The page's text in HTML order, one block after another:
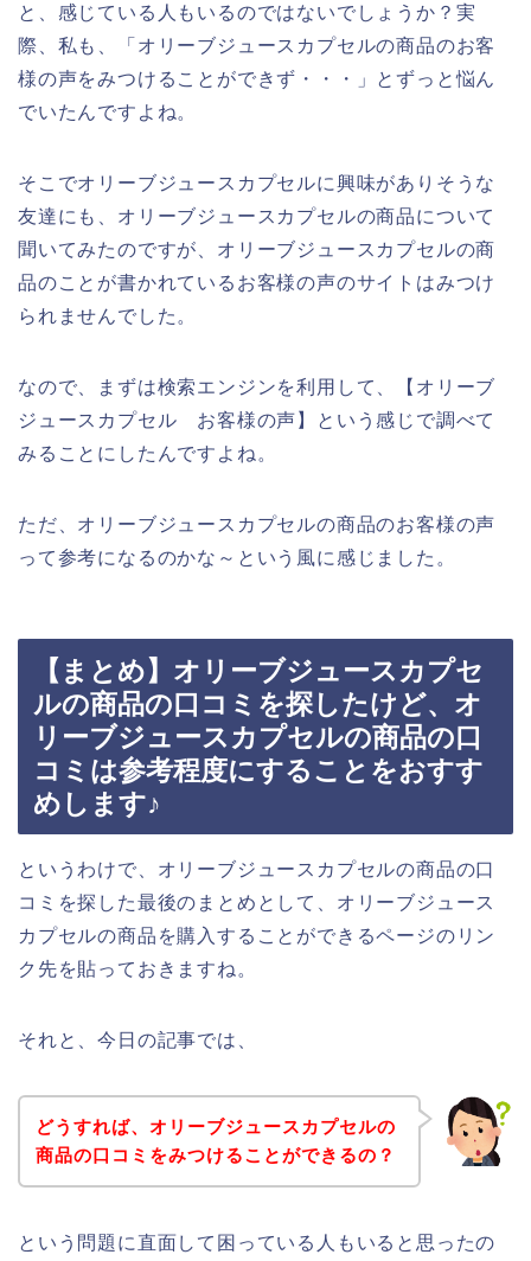
と、感じている人もいるのではないでしょうか？実
際、私も、「オリーブジュースカプセルの商品のお客
様の声をみつけることができず・・・」とずっと悩ん
でいたんですよね。
そこでオリーブジュースカプセルに興味がありそうな
友達にも、オリーブジュースカプセルの商品について
聞いてみたのですが、オリーブジュースカプセルの商
品のことが書かれているお客様の声のサイトはみつけ
られませんでした。
なので、まずは検索エンジンを利用して、【オリーブ
ジュースカプセル お客様の声】という感じで調べて
みることにしたんですよね。
ただ、オリーブジュースカプセルの商品のお客様の声
って参考になるのかな～という風に感じました。
【まとめ】オリーブジュースカプセ
ルの商品の口コミを探したけど、オ
リーブジュースカプセルの商品の口
コミは参考程度にすることをおすす
めします♪
というわけで、オリーブジュースカプセルの商品の口
コミを探した最後のまとめとして、オリーブジュース
カプセルの商品を購入することができるページのリン
ク先を貼っておきますね。
それと、今日の記事では、
どうすれば、オリーブジュースカプセルの
商品の口コミをみつけることができるの？
という問題に直面して困っている人もいると思ったの